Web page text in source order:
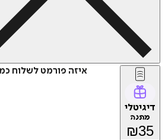
איזה פורמט לשלוח כמתנה?
₪